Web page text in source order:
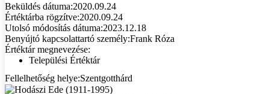
Beküldés dátuma:2020.09.24
Értéktárba rögzítve:2020.09.24
Utolsó módosítás dátuma:2023.12.18
Benyújtó kapcsolattartó személy:Frank Róza
Értéktár megnevezése:
Települési Értéktár
Fellelhetőség helye:Szentgotthárd